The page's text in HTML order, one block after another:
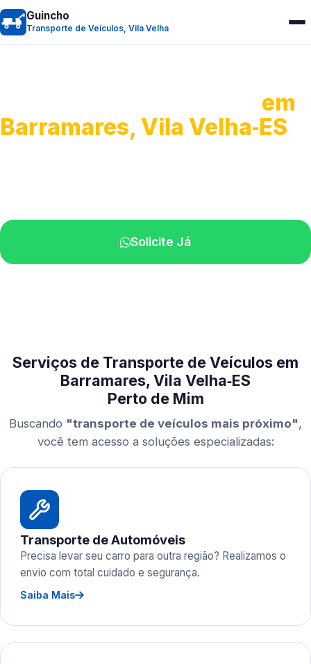
Guincho
Transporte de Veículos, Vila Velha
em
Barramares, Vila Velha‑ES
Solicite Já
Serviços de Transporte de Veículos em
Barramares, Vila Velha‑ES
Perto de Mim
Buscando "transporte de veículos mais próximo",
você tem acesso a soluções especializadas:
Transporte de Automóveis
Precisa levar seu carro para outra região? Realizamos o
envio com total cuidado e segurança.
Saiba Mais